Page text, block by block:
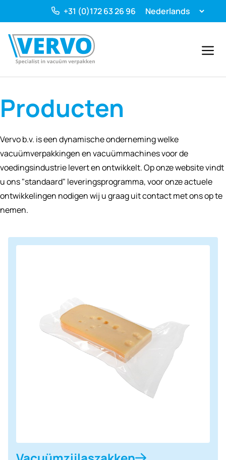
naar
de
inhoud
+31 (0)172 63 26 96
Menu
Producten
Vervo b.v. is een dynamische onderneming welke
vacuümverpakkingen en vacuümmachines voor de
voedingsindustrie levert en ontwikkelt. Op onze website vindt
u ons "standaard" leveringsprogramma, voor onze actuele
ontwikkelingen nodigen wij u graag uit contact met ons op te
nemen.